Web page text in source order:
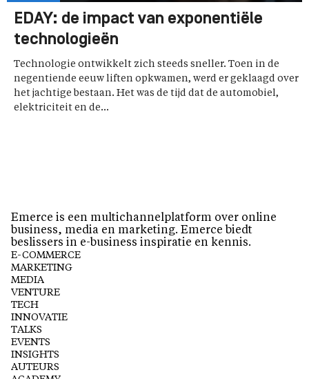
EDAY: de impact van exponentiële
technologieën
Technologie ontwikkelt zich steeds sneller. Toen in de
negentiende eeuw liften opkwamen, werd er geklaagd over
het jachtige bestaan. Het was de tijd dat de automobiel,
elektriciteit en de...
Emerce is een multichannelplatform over online
business, media en marketing. Emerce biedt
beslissers in e-business inspiratie en kennis.
E-COMMERCE
MARKETING
MEDIA
VENTURE
TECH
INNOVATIE
TALKS
EVENTS
INSIGHTS
AUTEURS